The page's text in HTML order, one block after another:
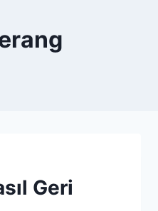
Geri